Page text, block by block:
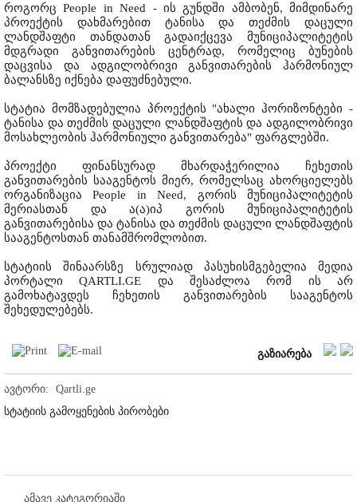
როგორც People in Need - ის გუნდში ამბობენ, მიმდინარე
პროექტის დახმარებით ტანისა და თეძმის დაცული
ლანდშაფტი თანდათან გადაიქცევა მუნიციპალიტეტის
მდგრადი განვითარების ცენტრად, რომელიც ბუნების
დაცვისა და ადგილობრივი განვითარების ჰარმონიულ
ბალანსზე იქნება დაფუძნებული.
სტატია მომზადებულია პროექტის "ახალი ჰორიზონტები -
ტანისა და თეძმის დაცული ლანდშაფტის და ადგილობრივი
მოსახლეობის ჰარმონიული განვითარება" ფარგლებში.
პროექტი ფინანსურად მხარდაჭერილია ჩეხეთის
განვითარების სააგენტოს მიერ, რომელსაც ახორციელებს
ორგანიზაცია People in Need, გორის მუნიციპალიტეტის
მერიასთან და ა(ა)იპ გორის მუნიციპალიტეტის
განვითარებისა და ტანისა და თეძმის დაცული ლანდშაფტის
სააგენტოსთან თანამშრომლობით.
სტატიის შინაარსზე სრულიად პასუხისმგებელია მედია
პორტალი QARTLI.GE და შესაძლოა რომ ის არ
გამოხატავდეს ჩეხეთის განვითარების სააგენტოს
შეხედულებებს.
გაზიარება
ავტორი:
Qartli.ge
სტატიის გამოყენების პირობები
ამავე კატეგორიაში